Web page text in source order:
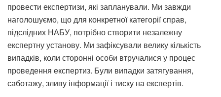
провести експертизи, які запланували. Ми завжди
наголошуємо, що для конкретної категорії справ,
підслідних НАБУ, потрібно створити незалежну
експертну установу. Ми зафіксували велику кількість
випадків, коли сторонні особи втручалися у процес
проведення експертиз. Були випадки затягування,
саботажу, зливу інформації і тиску на експертів.